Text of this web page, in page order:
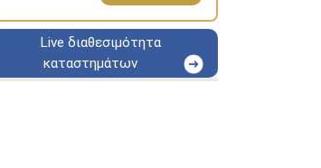
Live διαθεσιμότητα
καταστημάτων